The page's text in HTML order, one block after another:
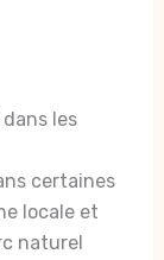
les
certaines
locale et
naturel